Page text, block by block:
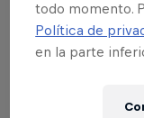
Gracias por ser
todo momento.
Política de
en la parte